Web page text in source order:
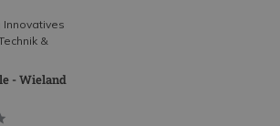
Innovatives
&
- Wieland